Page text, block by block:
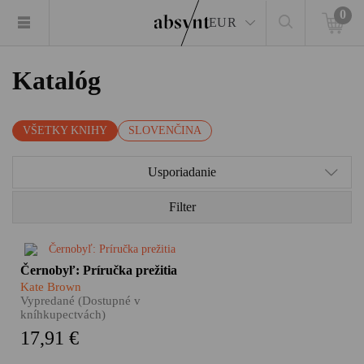
EUR
0
Katalóg
VŠETKY KNIHY SLOVENČINA
Usporiadanie
Filter
Monumentálna kniha o
černobyľskej jadrovej
katastrofe. Príbeh explózie,
ktorá zmenila svet a oči celej
planéty upriamila na jedno
dovtedy celkom bezvýznamné
Černobyľ: Príručka prežitia
Kate Brown
Vypredané (Dostupné v
kníhkupectvách)
17,91 €